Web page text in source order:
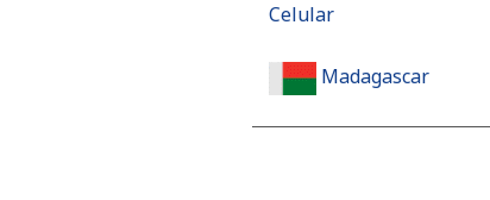
Celular
Madagascar